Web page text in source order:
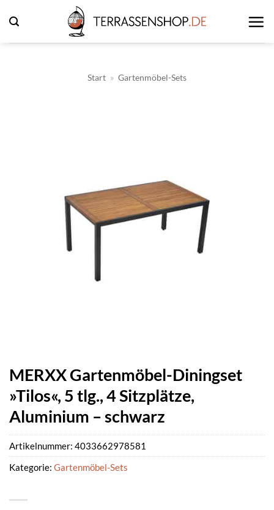
Inhalt
springen
Start » Gartenmöbel-Sets
MERXX Gartenmöbel-Diningset
»Tilos«, 5 tlg., 4 Sitzplätze,
Aluminium – schwarz
Artikelnummer: 4033662978581
Kategorie: Gartenmöbel-Sets